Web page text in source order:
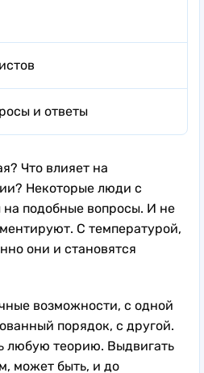
и ответы
Что влияет на
Некоторые люди с
подобные вопросы. И не
С температурой,
они и становятся
возможности, с одной
порядок, с другой.
любую теорию. Выдвигать
может быть, и до